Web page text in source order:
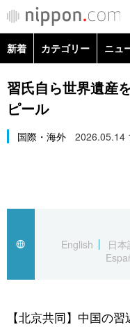
カテゴリー
経済・ビジネス
国際
トップ
アーカイブ
In-depth
Japan Data
新着 カテゴリー ニュ
政治・外交
経済・ビジネス
習氏自ら世界遺産
ピール
国際・海外 2026.05.14
English
日本
【北京共同】中国の